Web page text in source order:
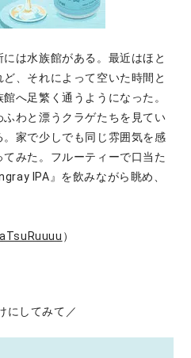
は水族館がある。最近はほと
、それによって空いた時間と
へ足繁く通うようになった。
わと漂うクラゲたちを見てい
家で少しでも同じ雰囲気を感
みた。フルーティーで口当た
IPA』を飲みながら眺め、
）
にしてみて／